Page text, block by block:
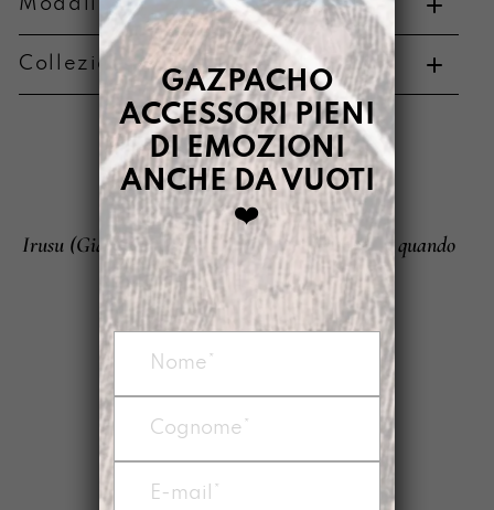
Modalità di pagamento e resi
Metodi di pagamento
Informazioni su cambi e resi
Collezione di appartenenza
IRUSUÈ
Irusu (Giappone): ”Fingere di non essere a casa quando
qualcuno bussa alla porta“
IRUSU È ANCHE:
GAZPACHO
ACCESSORI PIENI
DI EMOZIONI
ANCHE DA VUOTI
❤️